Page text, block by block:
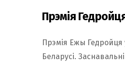
Прэмія
Прэмія Ежы Гедройця
Беларусі.